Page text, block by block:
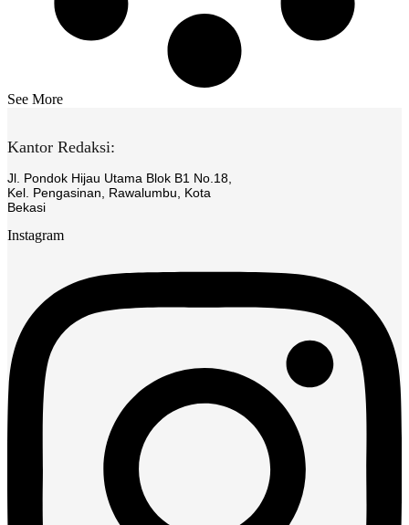
See More
Kantor Redaksi:
Jl. Pondok Hijau Utama Blok B1 No.18,
Kel. Pengasinan, Rawalumbu, Kota
Bekasi
Instagram